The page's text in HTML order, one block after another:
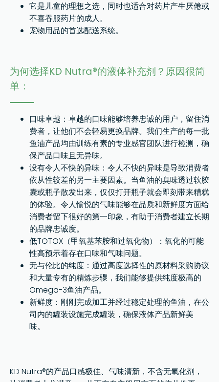
它是儿童的理想之选，同时也适合对药片产生厌倦或
不喜吞服药片的成人。
宠物用品的首选配送系统。
为何选择KD Nutra®的液体补充剂？原因很简
单：
口味卓越：卓越的口味能够培养忠诚的用户，留住消
费者，让他们不会轻易更换品牌。我们生产的每一批
鱼油产品均由训练有素的专业感官团队进行检测，确
保产品口味且无异味。
没有令人不快的异味：令人不快的异味是导致消费者
依从性较差的另一主要因素。当鱼油的臭味透过软胶
囊或瓶子散发出来，仅仅打开瓶子就会即刻带来糟糕
的体验。令人愉悦的气味能够在品质和新鲜度方面给
消费者留下很好的第一印象，有助于消费者建立长期
的品牌忠诚度。
低TOTOX（甲氧基苯胺和过氧化物）：氧化的可能
性高预示着存在口味和气味问题。
无与伦比的纯度：通过高度选择性的原材料采购协议
和大量专有的精炼步骤，我们能够提供纯度极高的
Omega-3鱼油产品。
新鲜度：刚刚完成加工并经过稳定处理的鱼油，在公
司内的罐装设施完成罐装，确保液体产品新鲜美
味。
KD Nutra®的产品口感极佳、气味清新，不含无氧化剂，